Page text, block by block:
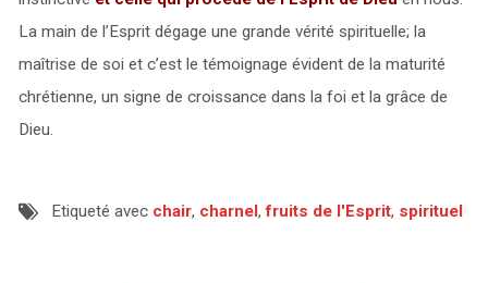
La main de l’Esprit dégage une grande vérité spirituelle; la
maîtrise de soi et c’est le témoignage évident de la maturité
chrétienne, un signe de croissance dans la foi et la grâce de
Dieu.
Etiqueté avec chair, charnel,fruits de l'Esprit, spirituel